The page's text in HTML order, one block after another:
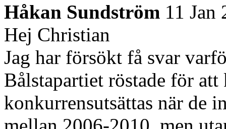
Håkan Sundström 11 Jan
Hej Christian
Jag har försökt få svar
Bålstapartiet röstade för
konkurrensutsättas när de